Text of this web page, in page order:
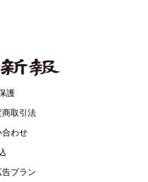
護
商取引法
合わせ
プラン